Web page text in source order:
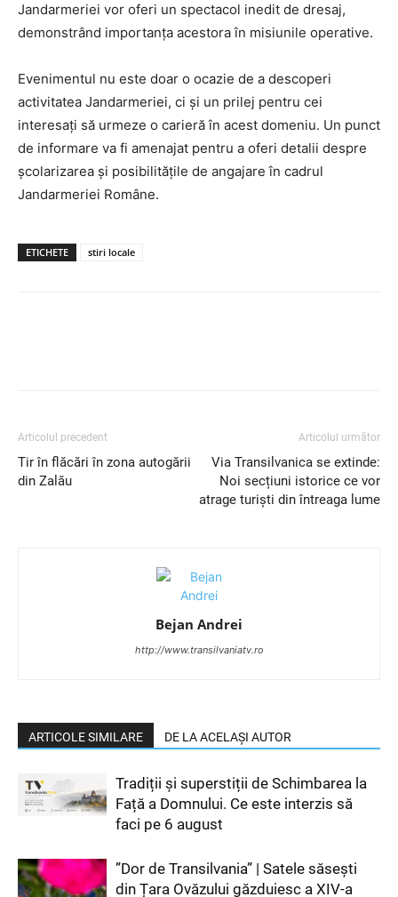
Jandarmeriei vor oferi un spectacol inedit de dresaj,
demonstrând importanța acestora în misiunile operative.
Evenimentul nu este doar o ocazie de a descoperi
activitatea Jandarmeriei, ci și un prilej pentru cei
interesați să urmeze o carieră în acest domeniu. Un punct
de informare va fi amenajat pentru a oferi detalii despre
școlarizarea și posibilitățile de angajare în cadrul
Jandarmeriei Române.
ETICHETE stiri locale
Articolul precedent
Tir în flăcări în zona autogării
din Zalău
Articolul următor
Via Transilvanica se extinde:
Noi secțiuni istorice ce vor
atrage turiști din întreaga lume
Bejan Andrei
http://www.transilvaniatv.ro
ARTICOLE SIMILARE DE LA ACELAȘI AUTOR
Tradiții și superstiții de Schimbarea la
Față a Domnului. Ce este interzis să
faci pe 6 august
”Dor de Transilvania” | Satele săsești
din Țara Ovăzului găzduiesc a XIV-a